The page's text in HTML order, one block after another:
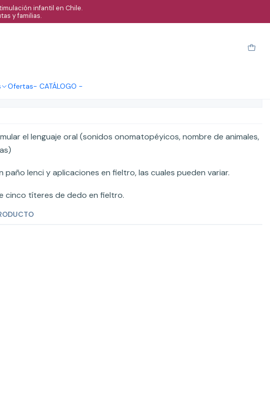
Ofertas- CATÁLOGO -
infantil en Chile.
y familias.
- Los tres cerditos
el lenguaje oral (sonidos onomatopéyicos, nombre de animales,
paño lenci y aplicaciones en fieltro, las cuales pueden variar.
cinco títeres de dedo en fieltro.